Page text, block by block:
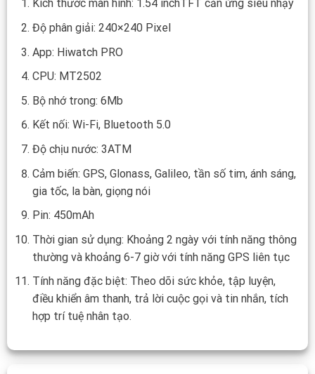
Kích thước màn hình: 1.54 inchTFT cản ứng siêu nhạy
Độ phân giải: 240×240 Pixel
App: Hiwatch PRO
CPU: MT2502
Bộ nhớ trong: 6Mb
Kết nối: Wi-Fi, Bluetooth 5.0
Độ chịu nước: 3ATM
Cảm biến: GPS, Glonass, Galileo, tần số tim, ánh sáng,
gia tốc, la bàn, giọng nói
Pin: 450mAh
Thời gian sử dụng: Khoảng 2 ngày với tính năng thông
thường và khoảng 6-7 giờ với tính năng GPS liên tục
Tính năng đặc biệt: Theo dõi sức khỏe, tập luyện,
điều khiển âm thanh, trả lời cuộc gọi và tin nhắn, tích
hợp trí tuệ nhân tạo.